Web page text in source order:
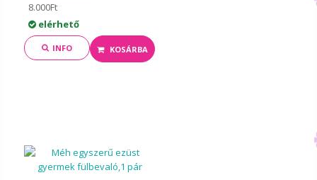
8.000Ft
elérhető
INFO KOSÁRBA